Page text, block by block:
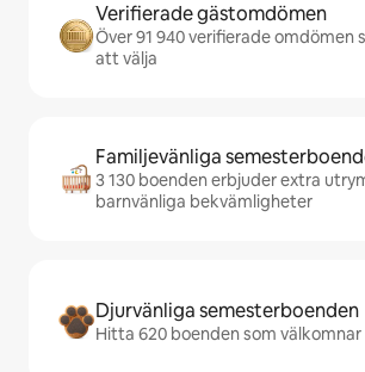
Verifierade gästomdömen
Över 91 940 verifierade omdömen
att välja
Familjevänliga
3 130 boenden erbjuder extra
barnvänliga bekvämligheter
Djurvänliga semesterboenden
Hitta 620 boenden som